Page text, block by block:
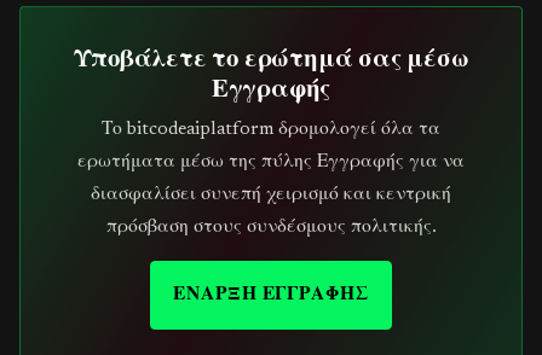
Υποβάλετε το ερώτημά σας μέσω
Εγγραφής
Το bitcodeaiplatform δρομολογεί όλα τα
ερωτήματα μέσω της πύλης Εγγραφής για να
διασφαλίσει συνεπή χειρισμό και κεντρική
πρόσβαση στους συνδέσμους πολιτικής.
ΕΝΑΡΞΗ ΕΓΓΡΑΦΗΣ